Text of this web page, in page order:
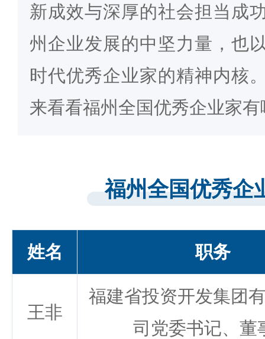
新成效与深厚的社会担当成
州企业发展的中坚力量，也
时代优秀企业家的精神内核
来看看福州全国优秀企业家
福州全国优秀企
姓名 职务
王非
福建省投资开发集团
司党委书记、董